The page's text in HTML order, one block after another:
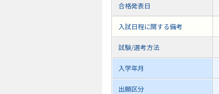
合格発表日
入試日程に関する備考
試験/選考方法
入学年月
出願区分